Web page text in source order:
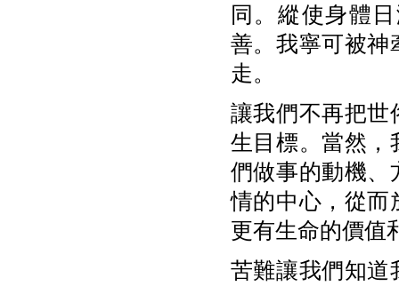
同。縱使身體
善。我寧可被神
走。
讓我們不再把世
生目標。當然，
們做事的動機、
情的中心，從而
更有生命的價值
苦難讓我們知道